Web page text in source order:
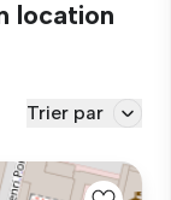
location
Trier par